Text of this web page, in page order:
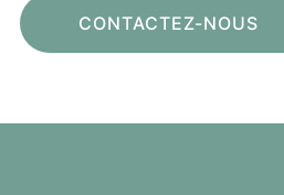
CONTACTEZ-NOUS